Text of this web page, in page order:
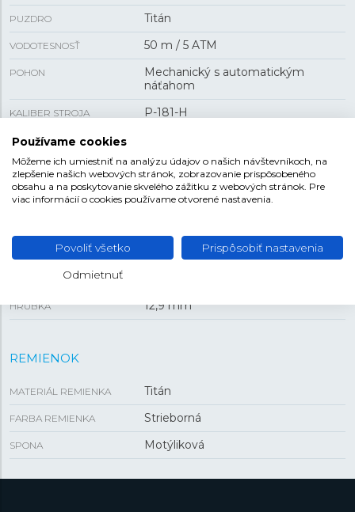
PUZDRO Titán
VODOTESNOSŤ 50 m / 5 ATM
POHON
Mechanický s automatickým
náťahom
KALIBER STROJA P-181-H
REZERVA CHODU
DIAMANTY Áno
PRIEHĽADNÉ VIEČKO Áno
VEĽKOSŤ
HRÚBKA 12,9 mm
REMIENOK
MATERIÁL REMIENKA Titán
FARBA REMIENKA Strieborná
SPONA Motýliková
Používame cookies
Môžeme ich umiestniť na analýzu údajov o našich návštevníkoch, na
zlepšenie našich webových stránok, zobrazovanie prispôsobeného
obsahu a na poskytovanie skvelého zážitku z webových stránok. Pre
viac informácií o cookies používame otvorené nastavenia.
Povoliť všetko Prispôsobiť nastavenia
Odmietnuť